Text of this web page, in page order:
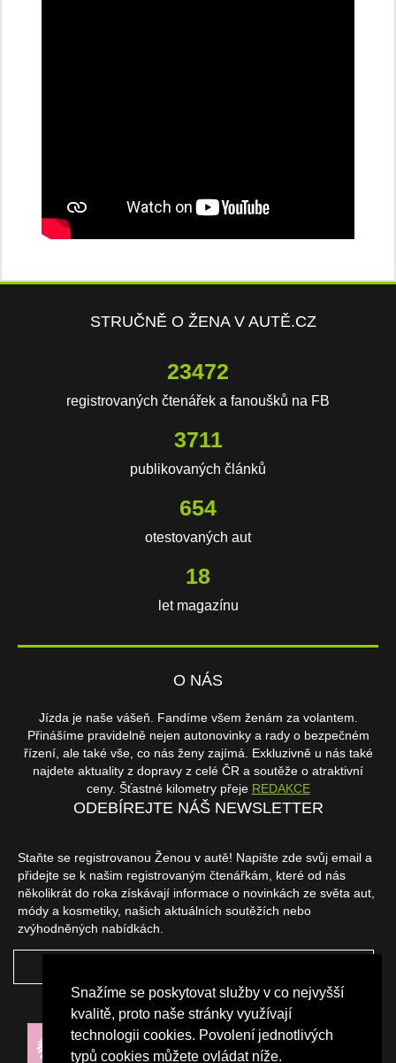
Snažíme se poskytovat služby v co nejvyšší
kvalitě, proto naše stránky využívají
technologii cookies. Povolení jednotlivých
typů cookies můžete ovládat níže.
STRUČNĚ O ŽENA V AUTĚ.CZ
23472
registrovaných čtenářek a fanoušků na FB
3711
publikovaných článků
654
otestovaných aut
18
let magazínu
O NÁS
Jízda je naše vášeň. Fandíme všem ženám za volantem.
Přinášíme pravidelně nejen autonovinky a rady o bezpečném
řízení, ale také vše, co nás ženy zajímá. Exkluzivně u nás také
najdete aktuality z dopravy z celé ČR a soutěže o atraktivní
ceny. Šťastné kilometry přeje REDAKCE
ODEBÍREJTE NÁŠ NEWSLETTER
Staňte se registrovanou Ženou v autě! Napište zde svůj email a
přidejte se k našim registrovaným čtenářkám, které od nás
několikrát do roka získávají informace o novinkách ze světa aut,
módy a kosmetiky, našich aktuálních soutěžích nebo
zvýhodněných nabídkách.
NAŠI PARTNEŘI